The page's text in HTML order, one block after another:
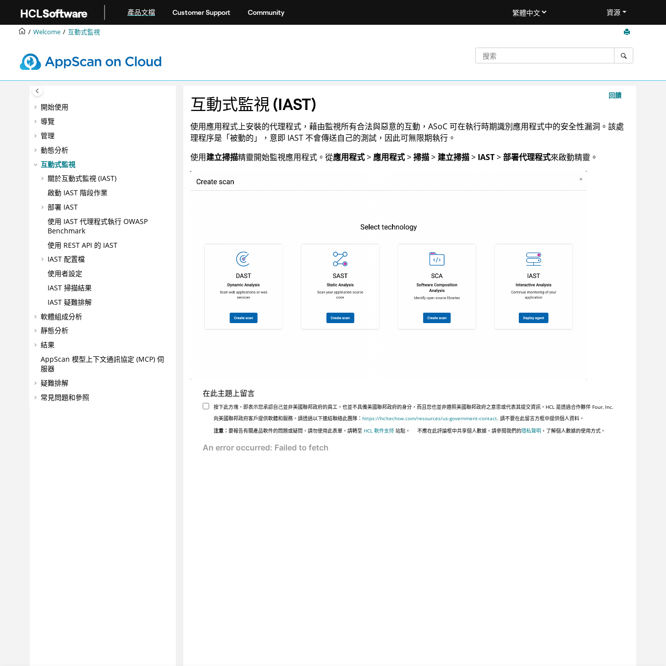
產品文檔 Customer Support Community 資源
Welcome 互動式監視
開始使用
導覽
管理
動態分析
互動式監視
關於互動式監視 (IAST)
啟動 IAST 階段作業
部署 IAST
使用 IAST 代理程式執行 OWASP
Benchmark
使用 REST API 的 IAST
IAST 配置檔
使用者設定
IAST 掃描結果
IAST 疑難排解
軟體組成分析
靜態分析
結果
AppScan 模型上下文通訊協定 (MCP) 伺
服器
疑難排解
常見問題和參照
回饋
互動式監視 (IAST)
使用應用程式上安裝的代理程式，藉由監視所有合法與惡意的互動， ASoC可在執行時期識別應用程式中的安全性漏洞。該處
理程序是「被動的」，意即 IAST 不會傳送自己的測試，因此可無限期執行。
使用建立掃描精靈開始監視應用程式。從應用程式>應用程式>掃描> 建立掃描> IAST>部署代理程式來啟動精靈。
在此主題上留言
按下此方塊，即表示您承認自己並非美國聯邦政府的員工，也並不具備美國聯邦政府的身分，而且您也並非遵照美國聯邦政府之意思或代表其提交資訊。HCL 是透過合作夥伴 Four, Inc.
向美國聯邦政府客戶提供軟體和服務。請透過以下連結聯絡此團隊：https://hcltechsw.com/resources/us-government-contact. 請不要在此留言方框中提供個人資料。
注意：要報告有關產品軟件的問題或疑問，請勿使用此表單。請轉至 HCL 軟件支持 站點。 不應在此評論框中共享個人數據。請參閱我們的隱私聲明 ，了解個人數據的使用方式。